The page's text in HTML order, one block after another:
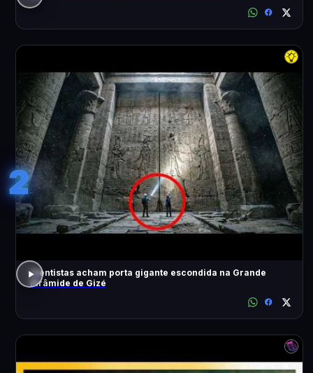
2
Cientistas acham porta gigante escondida na Grande
Pirâmide de Gizé